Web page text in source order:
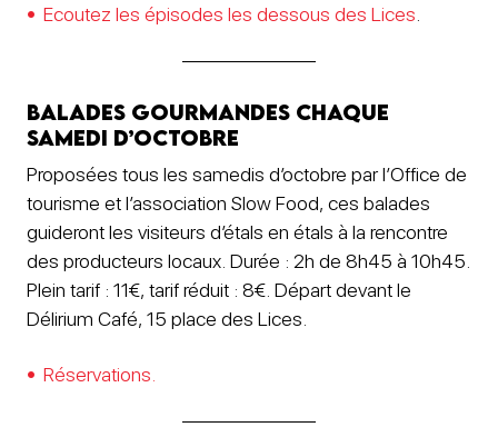
Ecoutez les épisodes les dessous des Lices
Balades gourmandes chaque
samedi d’octobre
Proposées tous les samedis d’octobre par l’Office de
tourisme et l’association Slow Food, ces balades
guideront les visiteurs d’étals en étals à la rencontre
des producteurs locaux. Durée : 2h de 8h45 à 10h45.
Plein tarif : 11€, tarif réduit : 8€. Départ devant le
Délirium Café, 15 place des Lices.
Réservations